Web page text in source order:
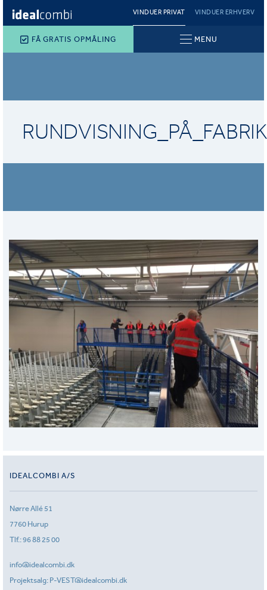
VINDUER PRIVAT VINDUER ERHVERV
FÅ GRATIS OPMÅLING MENU
IDEALCOMBI A/S
Nørre Allé 51
7760 Hurup
Tlf.:96 88 25 00
info@idealcombi.dk
Projektsalg: P-VEST@idealcombi.dk